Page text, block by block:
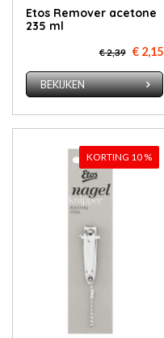
Etos Re­mo­ver ace­to­ne
235 ml
€ 2,39 € 2,15
BEKIJKEN
KORTING 10 %